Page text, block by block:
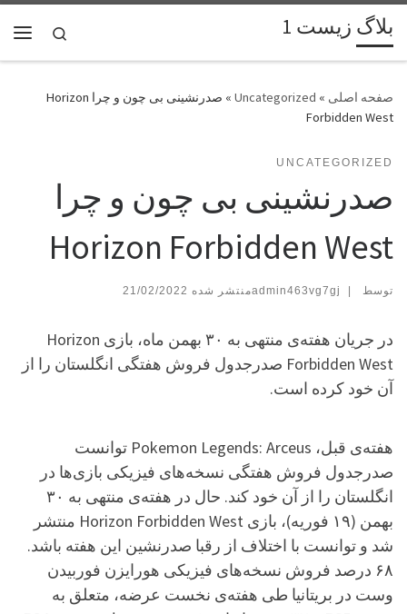
پرش به محتوا بلاگ زیست 1
Search
»
Uncategorized
»
صدرنشینی بی چون و چرا Horizon
Forbidden West
UNCATEGORIZED
صدرنشینی بی چون و چرا
Horizon Forbidden West
توسط admin463vg7gj |
21/02/2022
در جریان هفته‌ی منتهی به ۳۰ بهمن ماه، بازی Horizon
Forbidden West صدرجدول فروش هفتگی انگلستان را از
آن خود کرده است.
هفته‌ی قبل، Pokemon Legends: Arceus توانست
صدرجدول فروش هفتگی نسخه‌های فیزیکی بازی‌ها در
انگلستان را از آن خود کند. حال در هفته‌ی منتهی به ۳۰
بهمن (۱۹ فوریه)، بازی Horizon Forbidden West منتشر
شد و توانست با اختلاف از رقبا صدرنشین این هفته باشد.
۶۸ درصد فروش نسخه‌های فیزیکی هورایزن فوربیدن
وست در بریتانیا طی هفته‌ی نخست عرضه، متعلق به